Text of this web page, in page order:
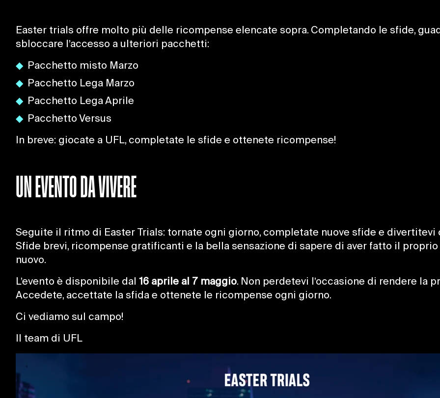
Easter trials offre molto più delle ricompense elencate sopra. Completando le sfide,
sbloccare l’accesso a ulteriori pacchetti:
Pacchetto misto Marzo
Pacchetto Lega Marzo
Pacchetto Lega Aprile
Pacchetto Versus
In breve: giocate a UFL, completate le sfide e ottenete ricompense!
UN EVENTO DA VIVERE
Seguite il ritmo di Easter Trials: tornate ogni giorno, completate nuove sfide e divertitevi
Sfide brevi, ricompense gratificanti e la bella sensazione di sapere di aver fatto il
nuovo.
L’evento è disponibile dal 16 aprile al 7 maggio. Non perdetevi l’occasione di rendere la
Accedete, accettate la sfida e ottenete le ricompense ogni giorno.
Ci vediamo sul campo!
Il team di UFL